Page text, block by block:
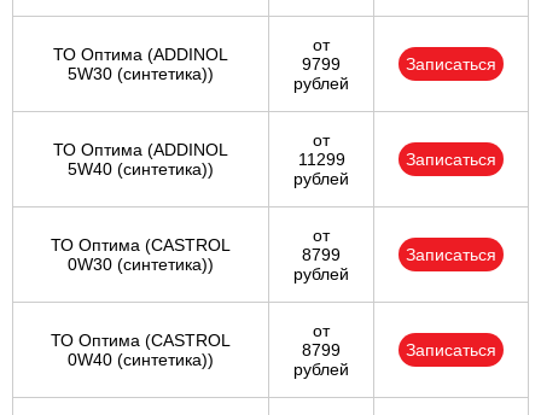
ТО Оптима (ADDINOL
5W30 (синтетика))
от
9799
рублей
Записаться
ТО Оптима (ADDINOL
5W40 (синтетика))
от
11299
рублей
Записаться
ТО Оптима (CASTROL
0W30 (синтетика))
от
8799
рублей
Записаться
ТО Оптима (CASTROL
0W40 (синтетика))
от
8799
рублей
Записаться